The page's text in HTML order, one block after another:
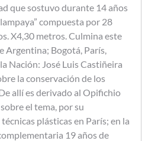
que sostuvo durante 14 años
compuesta por 28
X4,30 metros. Culmina este
Argentina; Bogotá, París,
Nación: José Luis Castiñeira
la conservación de los
allí es derivado al Opifichio
el tema, por su
plásticas en París; en la
19 años de